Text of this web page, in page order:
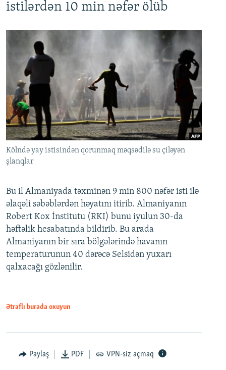
istilərdən 10 min nəfər ölüb
Kölndə yay istisindən qorunmaq məqsədilə su çiləyən
şlanqlar
Bu il Almaniyada təxminən 9 min 800 nəfər isti ilə
əlaqəli səbəblərdən həyatını itirib. Almaniyanın
Robert Kox İnstitutu (RKI) bunu iyulun 30-da
həftəlik hesabatında bildirib. Bu arada
Almaniyanın bir sıra bölgələrində havanın
temperaturunun 40 dərəcə Selsidən yuxarı
qalxacağı gözlənilir.
Ətraflı burada oxuyun
Paylaş PDF VPN-siz açmaq